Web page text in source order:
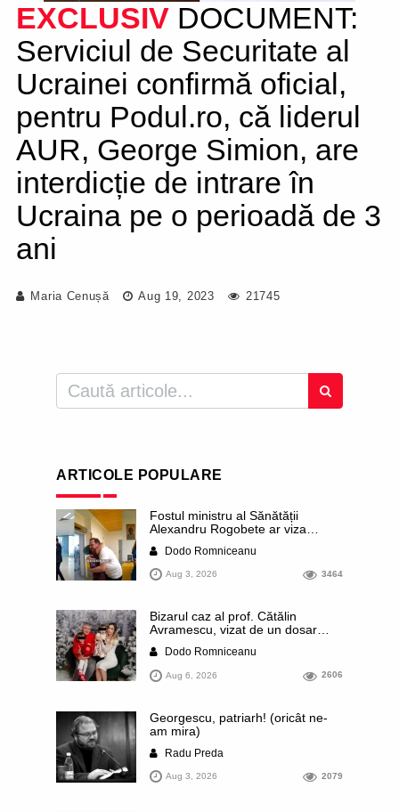
EXCLUSIV DOCUMENT:
Serviciul de Securitate al
Ucrainei confirmă oficial,
pentru Podul.ro, că liderul
AUR, George Simion, are
interdicție de intrare în
Ucraina pe o perioadă de 3
ani
Maria Cenușă Aug 19, 2023 21745
ARTICOLE POPULARE
Fostul ministru al Sănătății
Alexandru Rogobete ar viza
al orașului Timișoara. Pesedistul
publică imagini demne de Coreea
de Nord cu femei din Timișoara
Dodo Romniceanu
Aug 3, 2026 3464
Bizarul caz al prof. Cătălin
Avramescu, vizat de un dosar
DIICOT pentru „pornografie
infantilă”. Miroase a execuție
stalinistă. Cea mai imundă parte a
presei publică inclusiv documente
dezvăluite date ultra-personale
ale profesorului, inclusiv
diagnostice și tratamente
Dodo Romniceanu
Aug 6, 2026 2606
Georgescu, patriarh! (oricât ne-
am mira)
Radu Preda
Aug 3, 2026 2079